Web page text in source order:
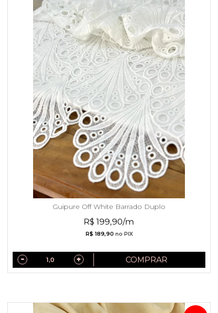
Guipure Off White Barrado Duplo
R$ 199,90/m
R$ 189,90 no PIX
COMPRAR